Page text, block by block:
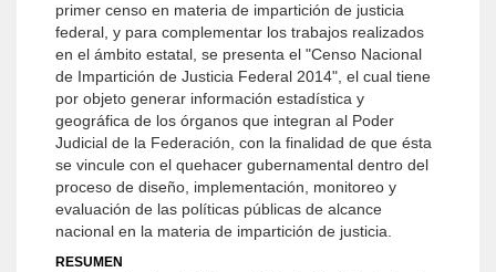
primer censo en materia de impartición de justicia
federal, y para complementar los trabajos realizados
en el ámbito estatal, se presenta el "Censo Nacional
de Impartición de Justicia Federal 2014", el cual tiene
por objeto generar información estadística y
geográfica de los órganos que integran al Poder
Judicial de la Federación, con la finalidad de que ésta
se vincule con el quehacer gubernamental dentro del
proceso de diseño, implementación, monitoreo y
evaluación de las políticas públicas de alcance
nacional en la materia de impartición de justicia.
RESUMEN